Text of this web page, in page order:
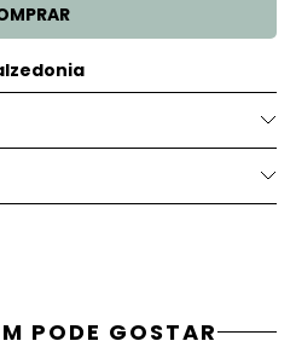
PODE GOSTAR